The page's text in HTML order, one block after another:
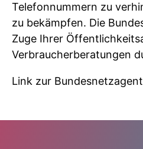
Telefonnummern zu
zu bekämpfen. Die
Zuge Ihrer
Verbraucherberatungen
Link zur